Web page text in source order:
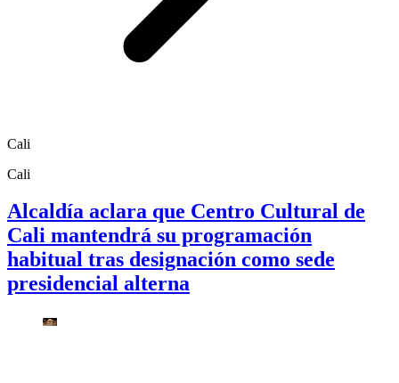
Cali
Cali
Alcaldía aclara que Centro Cultural de
Cali mantendrá su programación
habitual tras designación como sede
presidencial alterna